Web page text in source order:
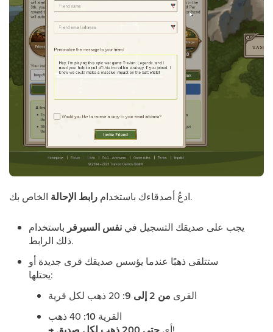
ادعُ أصدقاءك باستخدام رابط الإحالة الخاص بك.
يجب على صديقك التسجيل في نفس السيرفر باستخدام
ذلك الرابط.
ستتلقى ذهبًا عندما يؤسس صديقك قرى جديدة أو
يحتلها:
القرى من 2 إلى 9:
القرية 10: